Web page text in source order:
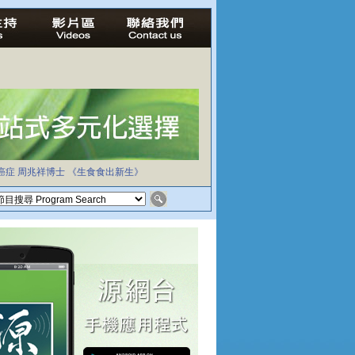
症 周兆祥博士 《生食食出新生》